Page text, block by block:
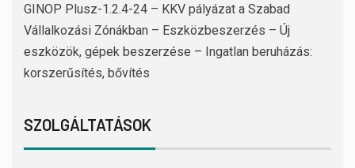
GINOP Plusz-1.2.4-24 – KKV pályázat a Szabad
Vállalkozási Zónákban – Eszközbeszerzés – Új
eszközök, gépek beszerzése – Ingatlan beruházás:
korszerűsítés, bővítés
SZOLGÁLTATÁSOK